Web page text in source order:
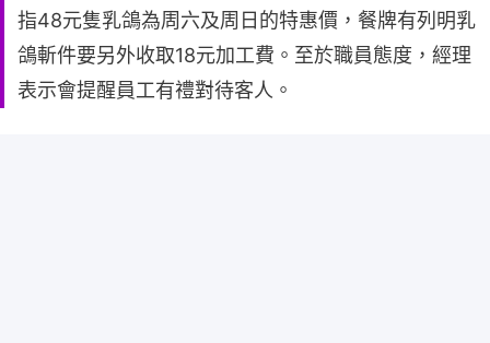
指48元隻乳鴿為周六及周日的特惠價，餐牌有列明乳
鴿斬件要另外收取18元加工費。至於職員態度，經理
表示會提醒員工有禮對待客人。